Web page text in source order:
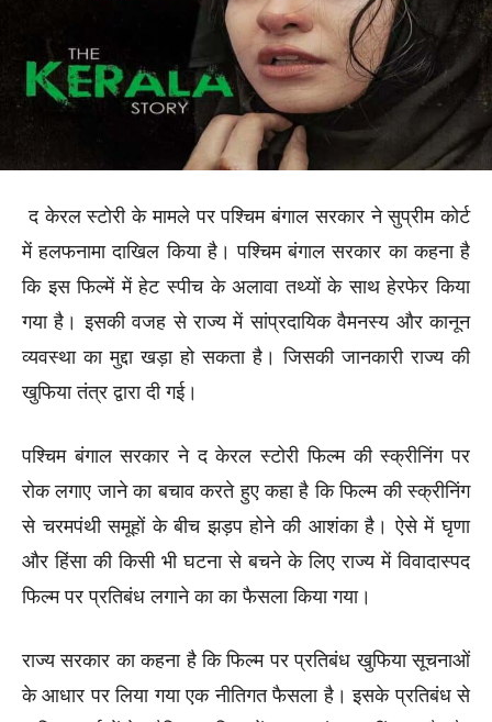
द केरल स्टोरी के मामले पर पश्चिम बंगाल सरकार ने सुप्रीम कोर्ट
में हलफनामा दाखिल किया है। पश्चिम बंगाल सरकार का कहना है
कि इस फिल्में में हेट स्पीच के अलावा तथ्यों के साथ हेरफेर किया
गया है। इसकी वजह से राज्य में सांप्रदायिक वैमनस्य और कानून
व्यवस्था का मुद्दा खड़ा हो सकता है। जिसकी जानकारी राज्य की
खुफिया तंत्र द्वारा दी गई।
पश्चिम बंगाल सरकार ने द केरल स्टोरी फिल्म की स्क्रीनिंग पर
रोक लगाए जाने का बचाव करते हुए कहा है कि फिल्म की स्क्रीनिंग
से चरमपंथी समूहों के बीच झड़प होने की आशंका है। ऐसे में घृणा
और हिंसा की किसी भी घटना से बचने के लिए राज्य में विवादास्पद
फिल्म पर प्रतिबंध लगाने का का फैसला किया गया।
राज्य सरकार का कहना है कि फिल्म पर प्रतिबंध खुफिया सूचनाओं
के आधार पर लिया गया एक नीतिगत फैसला है। इसके प्रतिबंध से